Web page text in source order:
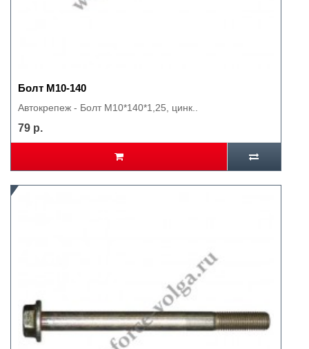
Болт М10-140
Автокрепеж - Болт М10*140*1,25, цинк..
79 р.